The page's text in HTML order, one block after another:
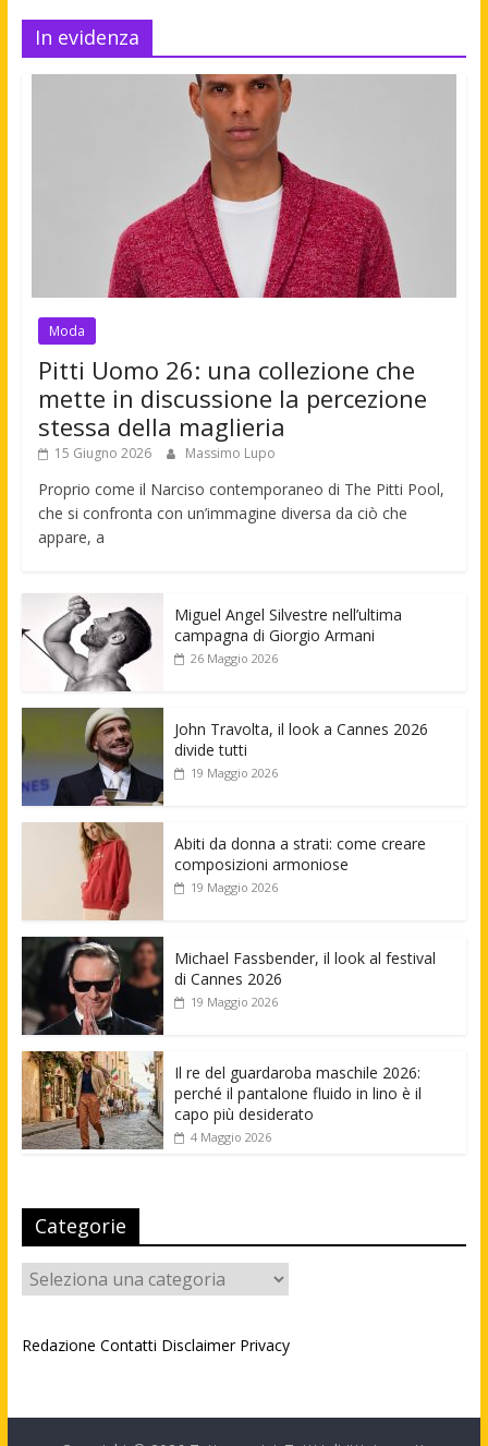
In evidenza
Moda
Pitti Uomo 26: una collezione che
mette in discussione la percezione
stessa della maglieria
15 Giugno 2026 Massimo Lupo
Proprio come il Narciso contemporaneo di The Pitti Pool,
che si confronta con un’immagine diversa da ciò che
appare, a
Miguel Angel Silvestre nell’ultima
campagna di Giorgio Armani
26 Maggio 2026
John Travolta, il look a Cannes 2026
divide tutti
19 Maggio 2026
Abiti da donna a strati: come creare
composizioni armoniose
19 Maggio 2026
Michael Fassbender, il look al festival
di Cannes 2026
19 Maggio 2026
Il re del guardaroba maschile 2026:
perché il pantalone fluido in lino è il
capo più desiderato
4 Maggio 2026
Categorie
Categorie
Redazione Contatti Disclaimer Privacy